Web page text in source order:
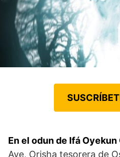
En el odun de Ifá Oyekun
Aye, Orisha tesorera de